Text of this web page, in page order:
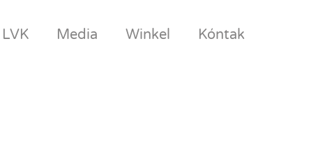
LVK Media Winkel Kóntak